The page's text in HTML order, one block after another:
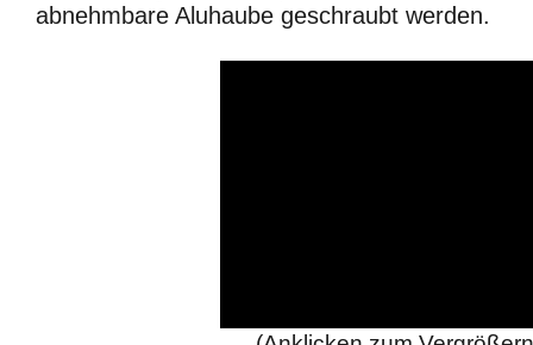
abnehmbare Aluhaube geschraubt werden.